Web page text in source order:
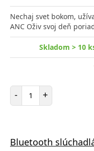
Nechaj svet bokom,
ANC Oživ svoj deň
Skladom > 10
- Počet položiek
+
Bluetooth